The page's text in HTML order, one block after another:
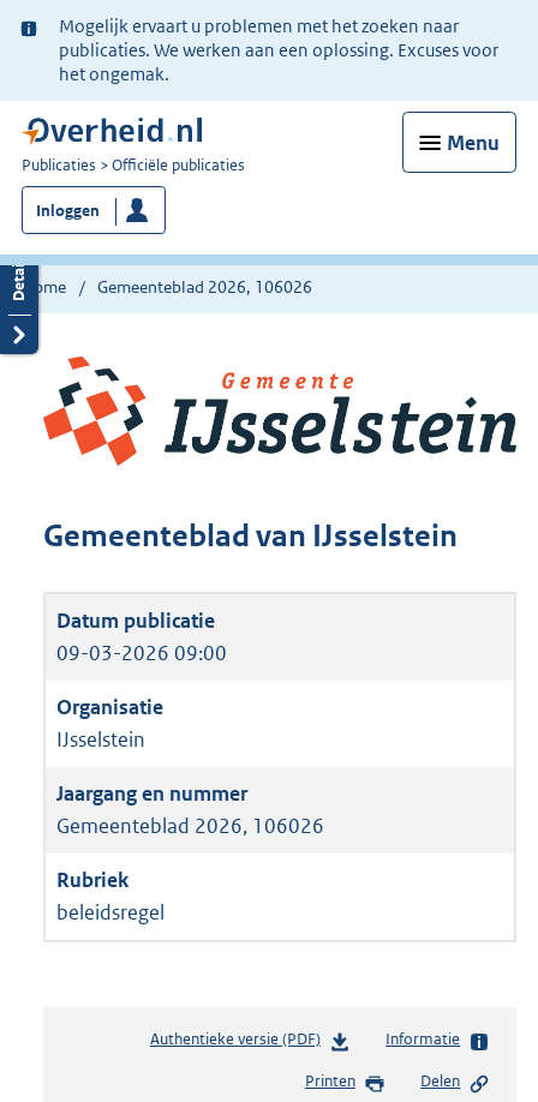
Ter
informatie:
Mogelijk ervaart u problemen met het zoeken naar
publicaties. We werken aan een oplossing. Excuses voor
het ongemak.
Menu
U
bent
nu
hier:
Publicaties Officiële publicaties
Inloggen
Home Gemeenteblad 2026, 106026
Gemeenteblad van IJsselstein
09-03-2026 09:00
IJsselstein
Gemeenteblad 2026, 106026
beleidsregel
Authentieke versie (PDF)b
s
Informatie
Printen Delen